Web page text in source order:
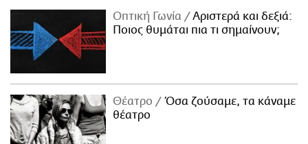
Οπτική Γωνία
Αριστερά και δεξιά:
Ποιος θυμάται πια τι σημαίνουν;
Θέατρο
Όσα ζούσαμε, τα κάναμε
θέατρο